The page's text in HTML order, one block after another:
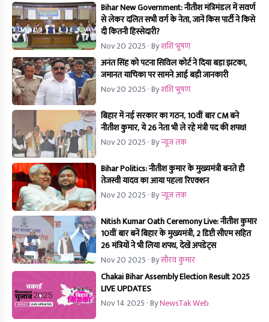
Bihar New Government: नीतीश मंत्रिमंडल में सवर्ण
से लेकर दलित सभी वर्ग के नेता, जानें किस पार्टी ने किसे
दी कितनी हिस्सेदारी?
Nov 20 2025 · Byशशि भूषण
अनंत सिंह को पटना सिविल कोर्ट ने दिया बड़ा झटका,
जमानत याचिका पर सामने आई बड़ी जानकारी
Nov 20 2025 · Byशशि भूषण
बिहार में नई सरकार का गठन, 10वीं बार CM बने
नीतीश कुमार, ये 26 नेता भी ले रहे मंत्री पद की शपथ!
Nov 20 2025 · Byन्यूज तक
Bihar Politics: नीतीश कुमार के मुख्यमंत्री बनते ही
तेजस्वी यादव का आया पहला रिएक्शन
Nov 20 2025 · Byन्यूज तक
Nitish Kumar Oath Ceremony Live: नीतीश कुमार
10वीं बार बनें बिहार के मुख्यमंत्री, 2 डिप्टी सीएम सहित
26 मंत्रियों ने भी लिया शपथ, देखें अपडेट्स
Nov 20 2025 · Byसौरव कुमार
Chakai Bihar Assembly Election Result 2025
LIVE UPDATES
Nov 14 2025 · ByNewsTak Web